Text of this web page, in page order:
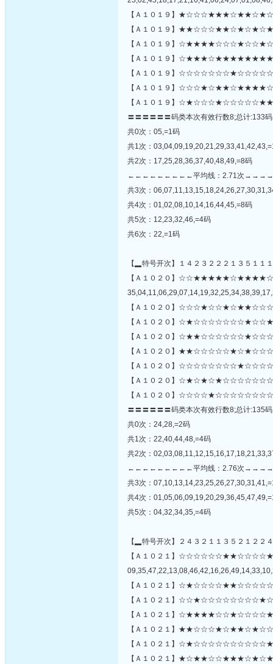
【Ａ１０１９】
【Ａ１０１９】
【Ａ１０１９】
【Ａ１０１９】
【Ａ１０１９】
【Ａ１０１９】
【Ａ１０１９】
〓〓〓〓〓〓码类本次有效行数8;总计:133
共0次：05,=1码
共1次：
共2次：17,25,28,36,37,40,48,49,=8码
←←←←←←←←←平均线：2.71次
共3次：
共4次：01,02,08,10,14,16,44,45,=8码
共5次：12,23,32,46,=4码
共6次：22,=1码
【▂特号开次】１４２３２２２１３５１１
【Ａ１０２０】
【Ａ１０２０】
【Ａ１０２０】
【Ａ１０２０】
【Ａ１０２０】
【Ａ１０２０】
【Ａ１０２０】
【Ａ１０２０】
〓〓〓〓〓〓码类本次有效行数8;总计:135
共0次：24,28,=2码
共1次：22,40,44,48,=4码
共2次：
←←←←←←←←←平均线：2.76次
共3次：
共4次：
共5次：04,32,34,35,=4码
【▂特号开次】２４３２１１３５２１２２
【Ａ１０２１】
【Ａ１０２１】
【Ａ１０２１】
【Ａ１０２１】
【Ａ１０２１】
【Ａ１０２１】
【Ａ１０２１】